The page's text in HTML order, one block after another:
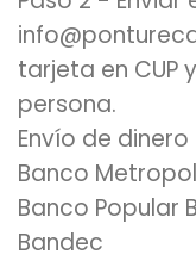
tarjeta en CUP
persona.
Envío de
Banco
Banco Popular
Bandec